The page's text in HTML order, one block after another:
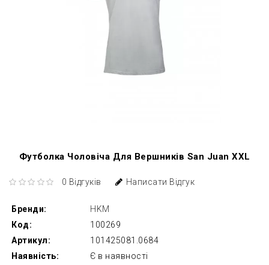
Футболка Чоловіча Для Вершників San Juan XXL
0 Відгуків Написати Відгук
Бренди:
HKM
Код:
100269
Артикул:
101425081.0684
Наявність:
Є в наявності